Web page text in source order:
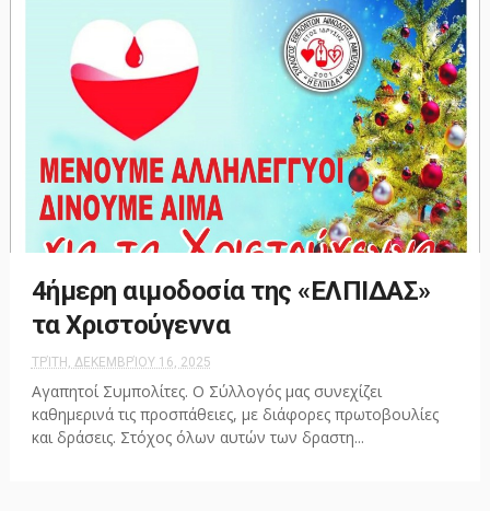
4ήμερη αιμοδοσία της «ΕΛΠΙΔΑΣ»
τα Χριστούγεννα
ΤΡΊΤΗ, ΔΕΚΕΜΒΡΊΟΥ 16, 2025
Αγαπητοί Συμπολίτες. Ο Σύλλογός μας συνεχίζει
καθημερινά τις προσπάθειες, με διάφορες πρωτοβουλίες
και δράσεις. Στόχος όλων αυτών των δραστη...